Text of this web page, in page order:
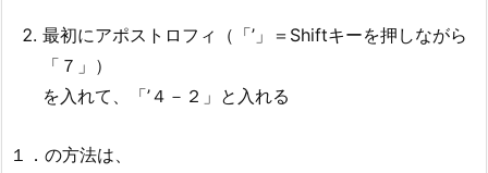
最初にアポストロフィ（「’」＝Shiftキーを押しながら
「７」）
を入れて、「’４－２」と入れる
１．の方法は、